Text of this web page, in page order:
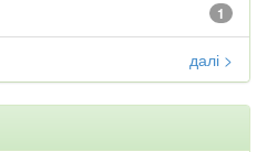
1
далі >